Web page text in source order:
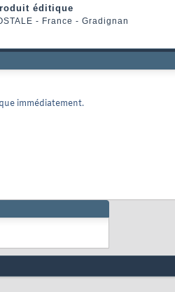
éditique
- France - Gradignan
immédiatement.